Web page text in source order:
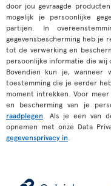
door jou gevraagde
mogelijk je persoonlijke
partijen. In
gegevensbescherming heb
tot de verwerking en
persoonlijke informatie die wij
Bovendien kun je, wanneer
toestemming die je eerder
moment intrekken. Voor
en bescherming van je
raadplegen . Als je een van
opnemen met onze Data
gegevensprivacy in